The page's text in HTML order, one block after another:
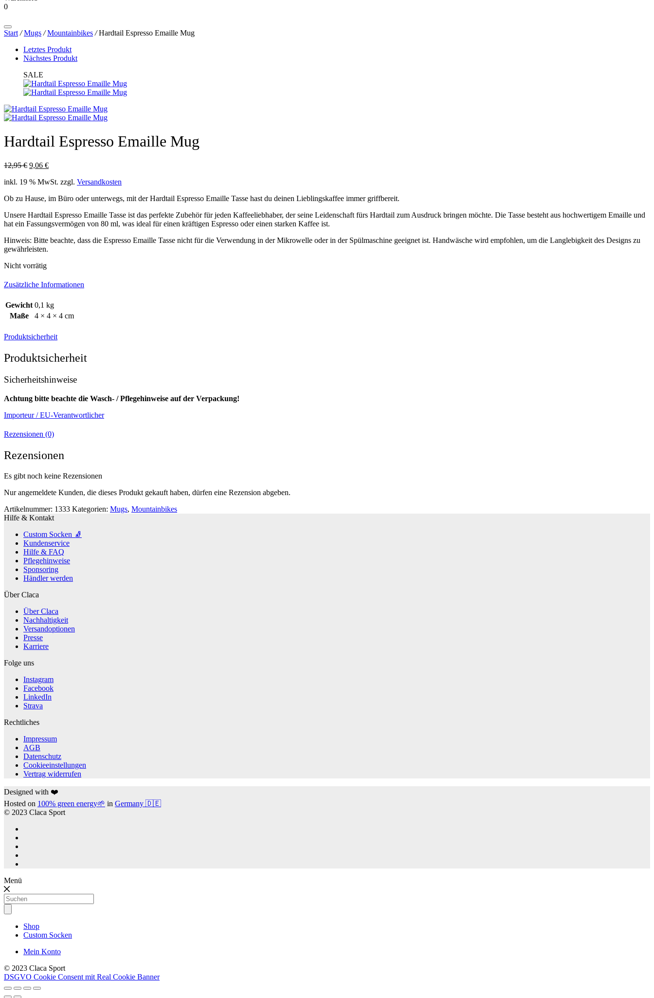
0
search
Start / Mugs / Mountainbikes /Hardtail Espresso Emaille Mug
Letztes Produkt
Nächstes Produkt
SALE
Hardtail Espresso Emaille Mug
12,95€ Ursprünglicher
war:
9,06 €Aktueller
ist:
inkl. 19 % MwSt. zzgl. Versandkosten
Ob zu Hause, im Büro oder unterwegs, mit der Hardtail Espresso Emaille Tasse hast du deinen Lieblingskaffee immer griffbereit.
Unsere Hardtail Espresso Emaille Tasse ist das perfekte Zubehör für jeden Kaffeeliebhaber, der seine Leidenschaft fürs Hardtail zum Ausdruck bringen möchte. Die Tasse besteht aus hochwertigem Emaille und
hat ein Fassungsvermögen von 80 ml, was ideal für einen kräftigen Espresso oder einen starken Kaffee ist.
Hinweis: Bitte beachte, dass die Espresso Emaille Tasse nicht für die Verwendung in der Mikrowelle oder in der Spülmaschine geeignet ist. Handwäsche wird empfohlen, um die Langlebigkeit des Designs zu
gewährleisten.
Nicht vorrätig
Zusätzliche Informationen
Gewicht 0,1 kg
Maße
4 × 4 × 4 cm
Produktsicherheit
Produktsicherheit
Sicherheitshinweise
Achtung bitte beachte die Wasch- / Pflegehinweise auf der Verpackung!
Importeur / EU-Verantwortlicher
Rezensionen (0)
Rezensionen
Es gibt noch keine Rezensionen
Nur angemeldete Kunden, die dieses Produkt gekauft haben, dürfen eine Rezension abgeben.
Artikelnummer: 1333 Kategorien: Mugs, Mountainbikes
Hilfe & Kontakt
Custom Socken 🧦
Kundenservice
Hilfe & FAQ
Pflegehinweise
Sponsoring
Händler werden
Über Claca
Über Claca
Nachhaltigkeit
Versandoptionen
Presse
Karriere
Folge uns
Instagram
Facebook
LinkedIn
Strava
Rechtliches
Impressum
AGB
Datenschutz
Cookieeinstellungen
Vertrag widerrufen
Designed with ❤️
Hosted on 100% green energy🌱 in Germany 🇩🇪
© 2023 Claca Sport
Menü
Products
search
Shop
Custom Socken
Mein Konto
© 2023 Claca Sport
DSGVO Cookie Consent mit Real Cookie Banner